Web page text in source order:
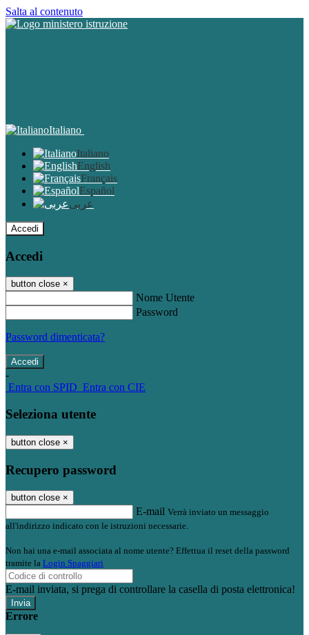
Salta al contenuto
Italiano
Italiano
English
Français
Español
عربى
Accedi
Accedi
button close ×
Nome Utente
Password
Password dimenticata?
-
Entra con SPID Entra con CIE
Seleziona utente
button close ×
Recupero password
button close ×
E-mail Verrà inviato un messaggio
all'indirizzo indicato con le istruzioni necessarie.
Non hai una e-mail associata al nome utente? Effettua il reset della password
tramite la Login Spaggiari
E-mail inviata, si prega di controllare la casella di posta elettronica!
Errore